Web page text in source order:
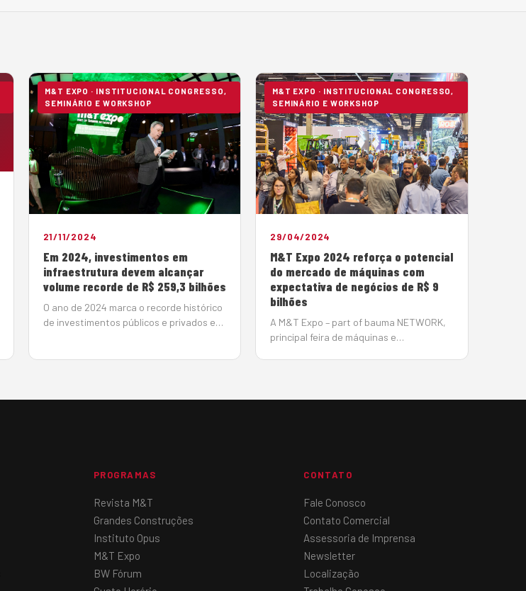
M&T EXPO · INSTITUCIONAL CONGRESSO,
SEMINÁRIO E WORKSHOP
21/11/2024
Em 2024, investimentos em
infraestrutura devem alcançar
volume recorde de R$ 259,3 bilhões
O ano de 2024 marca o recorde histórico
de investimentos públicos e privados em
M&T EXPO · INSTITUCIONAL CONGRESSO,
SEMINÁRIO E WORKSHOP
29/04/2024
M&T Expo 2024 reforça o potencial
do mercado de máquinas com
expectativa de negócios de R$ 9
bilhões
A M&T Expo – part of bauma NETWORK,
principal feira de máquinas e
PROGRAMAS
Revista M&T
Grandes Construções
Instituto Opus
M&T Expo
BW Fórum
CONTATO
Fale Conosco
Contato Comercial
Assessoria de Imprensa
Newsletter
Localização